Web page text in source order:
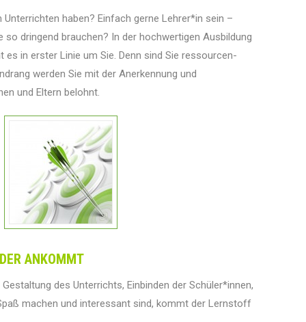
haben? Einfach gerne Lehrer*in sein –
so dringend brauchen? In der hochwertigen Ausbildung
es in erster Linie um Sie. Denn sind Sie ressourcen-
werden Sie mit der Anerkennung und
und Eltern belohnt.
ANKOMMT
des Unterrichts, Einbinden der Schüler*innen,
machen und interessant sind, kommt der Lernstoff